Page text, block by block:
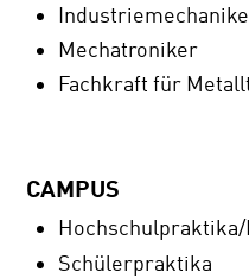
Mechatroniker
Fachkraft für
CAMPUS
Schülerpraktika